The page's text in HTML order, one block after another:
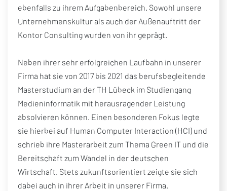
ebenfalls zu ihrem Aufgabenbereich. Sowohl unsere
Unternehmenskultur als auch der Außenauftritt der
Kontor Consulting wurden von ihr geprägt.
Neben ihrer sehr erfolgreichen Laufbahn in unserer
Firma hat sie von 2017 bis 2021 das berufsbegleitende
Masterstudium an der TH Lübeck im Studiengang
Medieninformatik mit herausragender Leistung
absolvieren können. Einen besonderen Fokus legte
sie hierbei auf Human Computer Interaction (HCI) und
schrieb ihre Masterarbeit zum Thema Green IT und die
Bereitschaft zum Wandel in der deutschen
Wirtschaft. Stets zukunftsorientiert zeigte sie sich
dabei auch in ihrer Arbeit in unserer Firma.